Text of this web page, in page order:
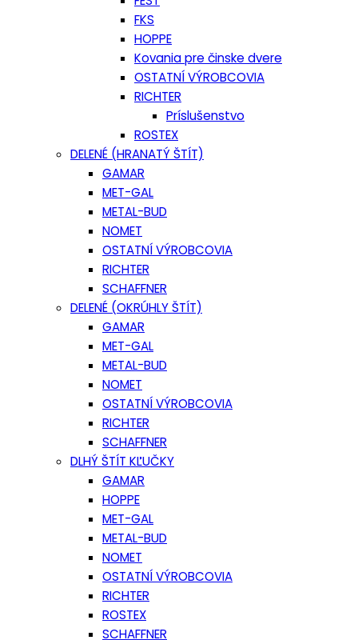
FKS
HOPPE
Kovania pre činske dvere
OSTATNÍ VÝROBCOVIA
RICHTER
Príslušenstvo
ROSTEX
DELENÉ (HRANATÝ ŠTÍT)
GAMAR
MET-GAL
METAL-BUD
NOMET
OSTATNÍ VÝROBCOVIA
RICHTER
SCHAFFNER
DELENÉ (OKRÚHLY ŠTÍT)
GAMAR
MET-GAL
METAL-BUD
NOMET
OSTATNÍ VÝROBCOVIA
RICHTER
SCHAFFNER
DLHÝ ŠTÍT KĽUČKY
GAMAR
HOPPE
MET-GAL
METAL-BUD
NOMET
OSTATNÍ VÝROBCOVIA
RICHTER
ROSTEX
SCHAFFNER